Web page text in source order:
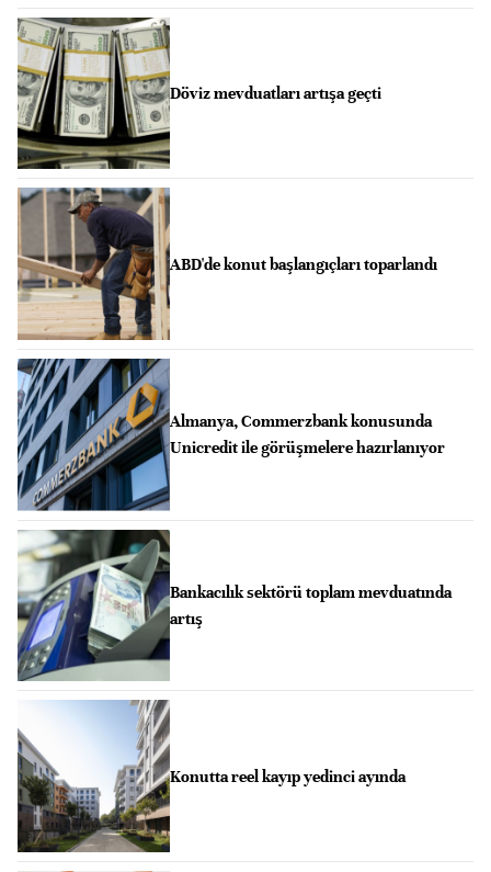
Döviz mevduatları artışa geçti
ABD'de konut başlangıçları toparlandı
Almanya, Commerzbank konusunda
Unicredit ile görüşmelere hazırlanıyor
Bankacılık sektörü toplam mevduatında
artış
Konutta reel kayıp yedinci ayında